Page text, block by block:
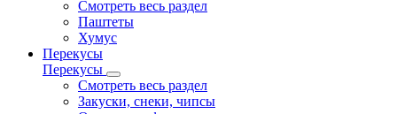
Смотреть весь раздел
Паштеты
Хумус
Перекусы
Перекусы
Смотреть весь раздел
Закуски, снеки, чипсы